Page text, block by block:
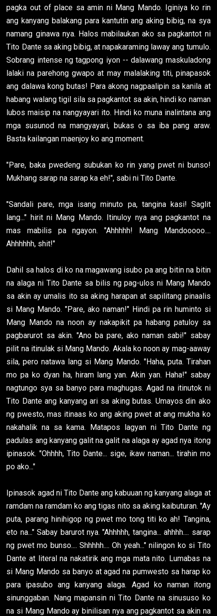
pagka out of place sa amin ni Mang Mando. Iginiya ko rin
ang kanyang balakang para kantutin ang aking bibig, na sya
namang ginawa nya. Halos mabilaukan ako sa pagkantot ni
Tito Dante sa aking bibig, at napakaraming laway ang tumulo.
Sobrang intense ng tagpong iyon -- dalawang maskuladong
lalaki na parehong gwapo at may malalaking titi, pinapasok
ang dalawa kong butas! Para akong nagpaalipin sa kanila at
habang walang tigil sila sa pagkantot sa akin, hindi ko naman
lubos maisip na nangyayari ito. Hindi ko muna inalintana ang
mga susunod na mangyayari, bukas o sa iba pang araw.
Basta kailangan maenjoy ko ang moment.
"Pare, baka pwedeng subukan ko rin yang pwet ni bunso!
Mukhang sarap na sarap ka eh!", sabi ni Tito Dante.
"Sandali pare, mga isang minuto pa, tangina kasi! Saglit
lang..." hirit ni Mang Mando. Itinuloy nya ang pagkantot na
mas mabilis pa ngayon. "Ahhhhh! Mang Mandooooo....
Ahhhhhh, shit!"
Dahil sa halos di ko na magawang isubo pa ang bitin na bitin
na alaga ni Tito Dante sa bilis ng pag-ulos ni Mang Mando
sa akin ay umalis ito sa aking harapan at sapilitang pinaalis
si Mang Mando. "Pare, ako naman!" Hindi pa rin huminto si
Mang Mando na noon ay nakapikit pa habang patuloy sa
pagbarurot sa akin. "Ano ba pare, ako naman sabi!" sabay
pilit na itinulak si Mang Mando. Akala ko noon ay mag-aaway
sila, pero natawa lang si Mang Mando. "Haha, puta. Tirahan
mo pa ko dyan ha, hiram lang yan. Akin yan. Haha!" sabay
nagtungo sya sa banyo para maghugas. Agad na itinutok ni
Tito Dante ang kanyang ari sa aking butas. Umayos din ako
ng pwesto, mas itinaas ko ang aking pwet at ang mukha ko
nakahalik na sa kama. Matapos lagyan ni Tito Dante ng
padulas ang kanyang galit na galit na alaga ay agad nya itong
ipinasok. "Ohhhh, Tito Dante... sige, ikaw naman... tirahin mo
po ako..."
Ipinasok agad ni Tito Dante ang kabuuan ng kanyang alaga at
ramdam na ramdam ko ang tigas nito sa aking kaibuturan. "Ay
puta, parang hinihigop ng pwet mo tong titi ko ah! Tangina,
eto na..." Sabay barurot nya. "Ahhhhh, tangina... ahhhh.... sarap
ng pwet mo bunso.... Shhhhh.... Oh yeah..." nilingon ko si Tito
Dante at literal na nakatirik ang mga mata nito. Lumabas na
si Mang Mando sa banyo at agad na pumwesto sa harap ko
para ipasubo ang kanyang alaga. Agad ko naman itong
sinunggaban. Nang mapansin ni Tito Dante na sinususo ko
na si Mang Mando ay binilisan nya ang pagkantot sa akin na